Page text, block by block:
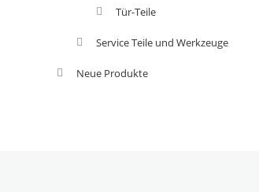
Tür-Teile
Service Teile und Werkzeuge
Neue Produkte